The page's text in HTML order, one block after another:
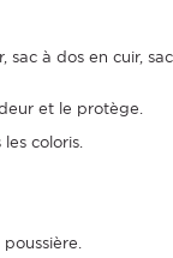
à dos en cuir,
et le protège.
coloris.